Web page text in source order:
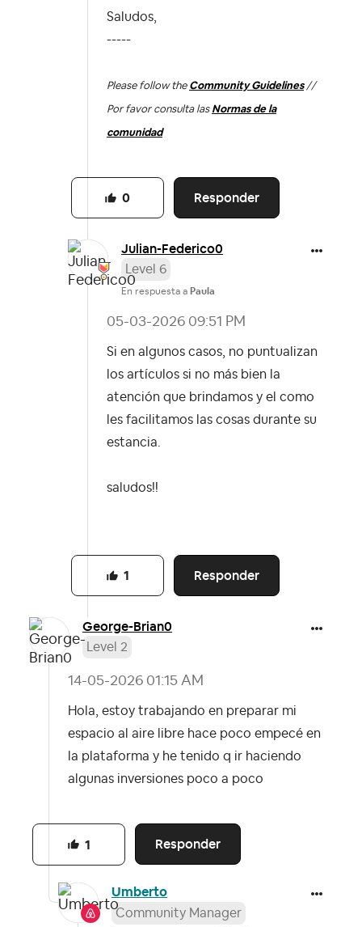
Saludos,
-----
Please follow the Community Guidelines//
Por favor consulta las Normas de la
comunidad
Responder
0
Julian-Federico0
Level 6
En respuesta a Paula
‎05-03-2026 09:51 PM
Si en algunos casos, no puntualizan
los artículos si no más bien la
atención que brindamos y el como
les facilitamos las cosas durante su
estancia.
saludos!!
Responder
1
George-Brian0
Level 2
‎14-05-2026 01:15 AM
Hola, estoy trabajando en preparar mi
espacio al aire libre hace poco empecé en
la plataforma y he tenido q ir haciendo
algunas inversiones poco a poco
Responder
1
Umberto
Community Manager